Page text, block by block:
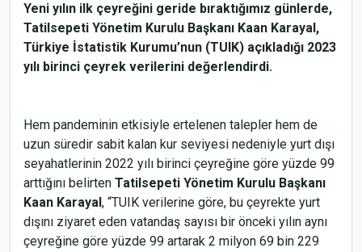
Yeni yılın ilk çeyreğini geride bıraktığımız günlerde,
Tatilsepeti Yönetim Kurulu Başkanı Kaan Karayal,
Türkiye İstatistik Kurumu’nun (TUIK) açıkladığı 2023
yılı birinci çeyrek verilerini değerlendirdi.
Hem pandeminin etkisiyle ertelenen talepler hem de
uzun süredir sabit kalan kur seviyesi nedeniyle yurt dışı
seyahatlerinin 2022 yılı birinci çeyreğine göre yüzde 99
arttığını belirten Tatilsepeti Yönetim Kurulu Başkanı
Kaan Karayal, “TUIK verilerine göre, bu çeyrekte yurt
dışını ziyaret eden vatandaş sayısı bir önceki yılın aynı
çeyreğine göre yüzde 99 artarak 2 milyon 69 bin 229